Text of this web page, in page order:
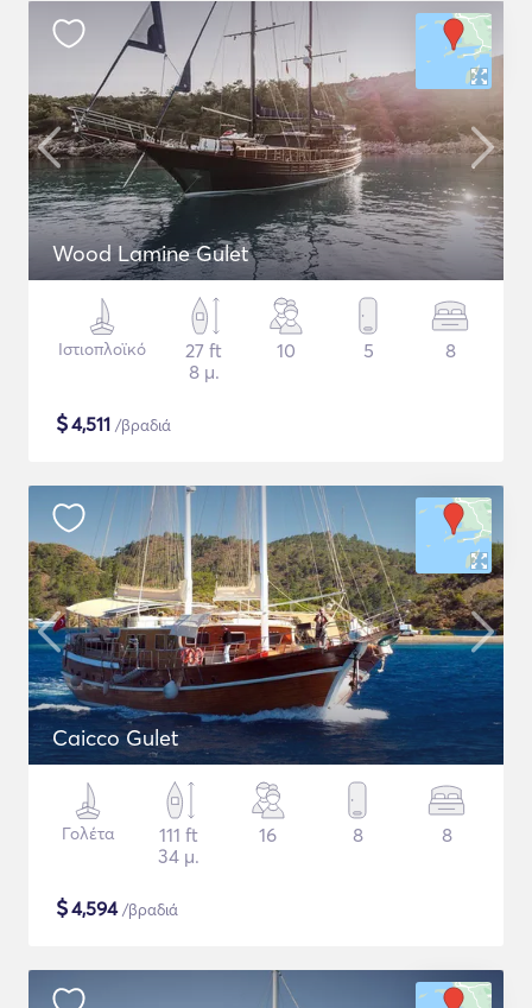
Wood Lamine Gulet
Ιστιοπλοϊκό
27 ft
8 μ.
10 5 8
$4,511 /βραδιά
Caicco Gulet
Γολέτα
111 ft
34 μ.
16 8 8
$4,594/βραδιά